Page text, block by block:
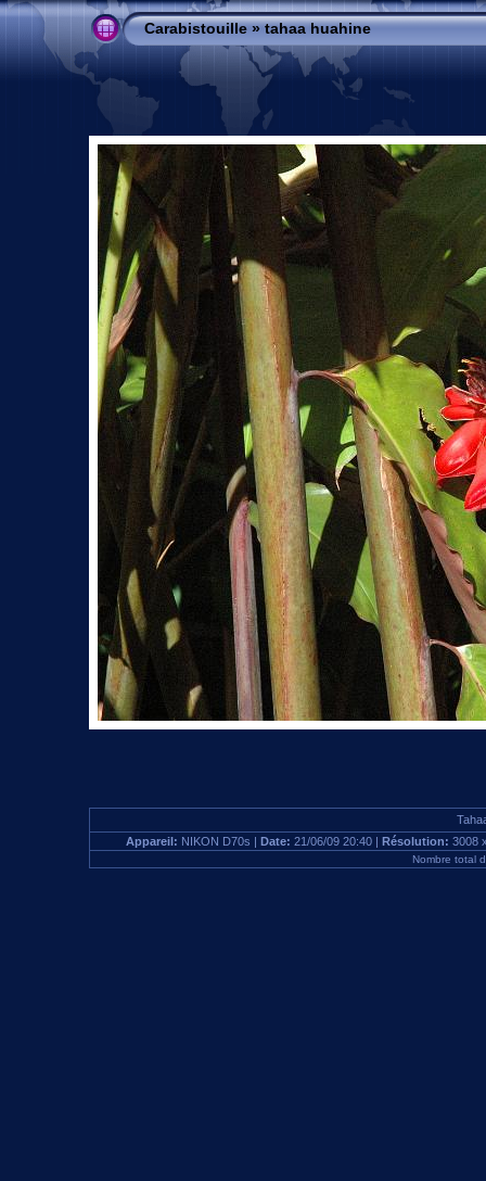
Carabistouille»tahaa huahine
Appareil: NIKON D70s | Date: 21/06/09 20:40 | Résolution: 3008
Nombre total